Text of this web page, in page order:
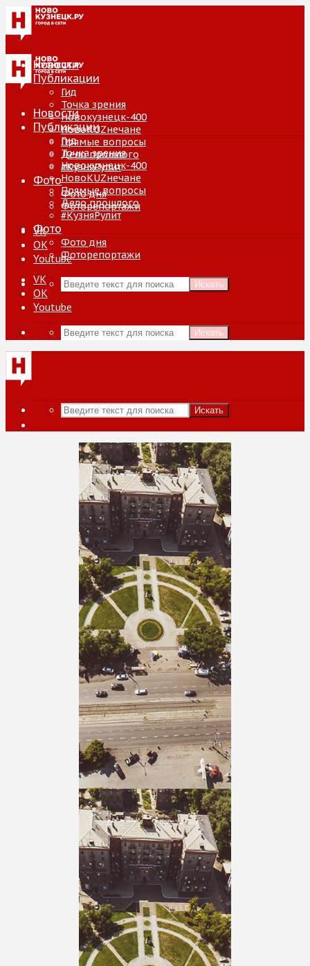
Новости
Публикации
Гид
Точка зрения
Новокузнецк-400
НовоKUZнечане
Прямые вопросы
Дело прошлого
#КузняРулит
Фото
Фото дня
Фоторепортажи
VK
ОК
Youtube
Искать
Новости
Публикации
Гид
Точка зрения
Новокузнецк-400
НовоKUZнечане
Прямые вопросы
Дело прошлого
#КузняРулит
Фото
Фото дня
Фоторепортажи
VK
ОК
Youtube
Искать
Искать